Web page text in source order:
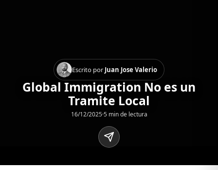
Escrito por Juan Jose Valerio
Global Immigration No es un
Tramite Local
16/12/2025·5 min de lectura